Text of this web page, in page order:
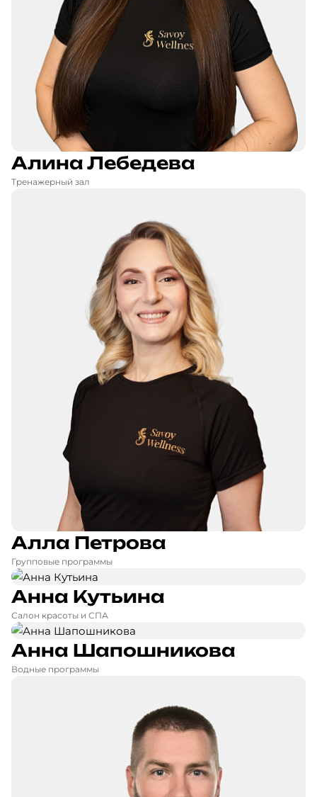
Алина Лебедева
Тренажерный зал
Алла Петрова
Групповые программы
Анна Кутьина
Салон красоты и СПА
Анна Шапошникова
Водные программы